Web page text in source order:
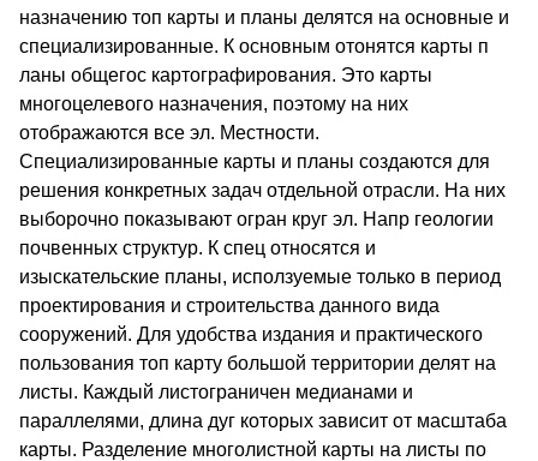
назначению топ карты и планы делятся на основные и
специализированные. К основным отонятся карты п
ланы общегос картографирования. Это карты
многоцелевого назначения, поэтому на них
отображаются все эл. Местности.
Специализированные карты и планы создаются для
решения конкретных задач отдельной отрасли. На них
выборочно показывают огран круг эл. Напр геологии
почвенных структур. К спец относятся и
изыскательские планы, исползуемые только в период
проектирования и строительства данного вида
сооружений. Для удобства издания и практического
пользования топ карту большой территории делят на
листы. Каждый листограничен медианами и
параллелями, длина дуг которых зависит от масштаба
карты. Разделение многолистной карты на листы по